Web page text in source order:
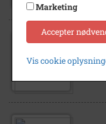
Marketing
Accepter
Vis cookie